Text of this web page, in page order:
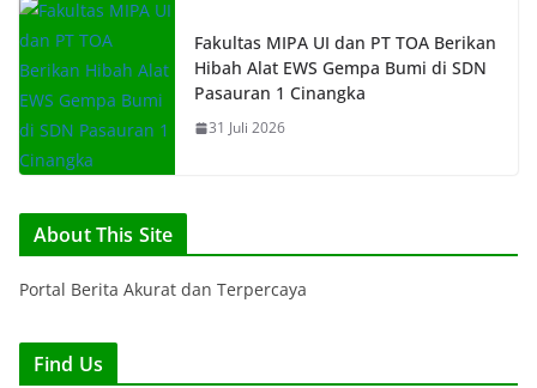
Fakultas MIPA UI dan PT TOA Berikan
Hibah Alat EWS Gempa Bumi di SDN
Pasauran 1 Cinangka
31 Juli 2026
About This Site
Portal Berita Akurat dan Terpercaya
Find Us